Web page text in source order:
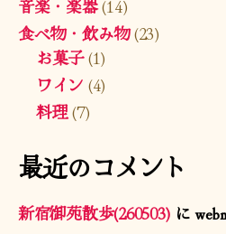
音楽・楽器(14)
食べ物・飲み物(23)
お菓子(1)
ワイン (4)
料理(7)
最近のコメント
新宿御苑散歩(260503) に